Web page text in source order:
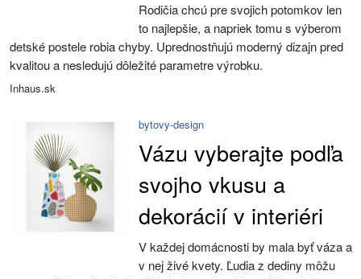
Rodičia chcú pre svojich potomkov len
to najlepšie, a napriek tomu s výberom
detské postele robia chyby. Uprednostňujú moderný dizajn pred
kvalitou a nesledujú dôležité parametre výrobku.
Inhaus.sk
bytovy-design
Vázu vyberajte podľa
svojho vkusu a
dekorácií v interiéri
V každej domácnosti by mala byť váza a
v nej živé kvety. Ľudia z dediny môžu